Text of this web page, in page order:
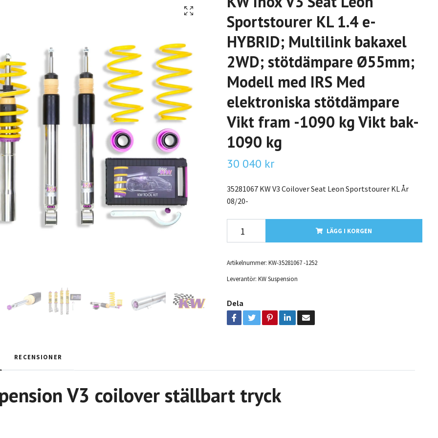
Sportstourer KL 1.4 e-
HYBRID; Multilink bakaxel
2WD; stötdämpare Ø55mm;
Modell med IRS Med
elektroniska stötdämpare
Vikt fram -1090 kg Vikt bak-
1090 kg
30 040 kr
35281067 KW V3 Coilover Seat Leon Sportstourer KL År
08/20-
LÄGG I KORGEN
Artikelnummer: KW-35281067 -1252
Leverantör: KW Suspension
Dela
RECENSIONER
V3 coilover ställbart tryck